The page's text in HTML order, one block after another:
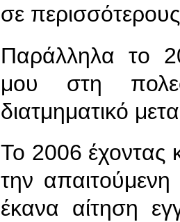
σε
Παράλληλα το
μου στη
διατμηματικό
Το 2006 έχοντας
την
έκανα αίτηση